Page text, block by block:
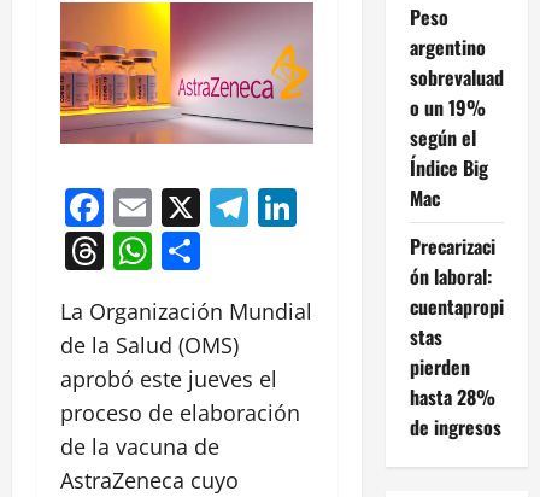
Facebook
Email
X Telegram
LinkedIn
Threads
WhatsApp
La Organización Mundial
de la Salud (OMS)
aprobó este jueves el
proceso de elaboración
de la vacuna de
AstraZeneca cuyo
Peso
argentino
sobrevaluad
o un 19%
según el
Índice Big
Mac
Precarizaci
ón laboral:
cuentapropi
stas
pierden
hasta 28%
de ingresos